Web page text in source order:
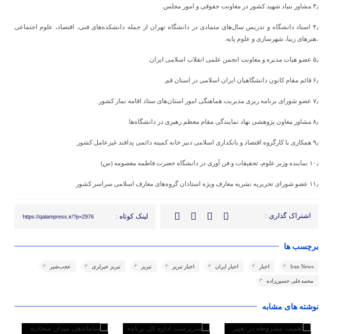
۳٫ مشاور بنیاد شهید کشور در معاونت حقوقی و امور مجلس.
۴٫ استاد دانشگاه و تدریس سال‌های متمادی در دانشگاه تهران از جمله دانشکده‌های فنی، اقتصاد، علوم اجتماعی
،هنرهای زیبا، شهرسازی و علوم پایه.
۵٫ عضو هیات مدیره و معاونت انجمن علمی انقلاب اسلامی ایران.
۶٫ قائم مقام کانون دانشگاهیان ایران اسلامی در استان قم.
۷٫ عضو شورای برنامه ریزی مدیریت هماهنگی امور استان‌های ستاد اقامه نماز کشور.
۸٫ مشاور معاون پژوهشی نهاد نمایندگی مقام معظم رهبری در دانشگاه‌ها
۹٫ همکاری با کارگروه اقتصاد و بانکداری اسلامی دبیر خانه کمیته دائمی پدافند غیرعامل کشور.
۱۰٫ نماینده وزیر علوم، تحقیقات و فن آوری در دانشگاه حضرت فاطمه معصومه (س)
۱۱٫ عضو شورای تحریریه نشریه معارف ویژه استادان گروه‌های معارف اسلامی سراسر کشور
اشتراک گذاری : لینک کوتاه : https://qalampress.ir/?p=2976
برچسب ها
Iran News اخبار اخبار ایران اخبار تبریز تبریز تبریز خبرلری عجب‌شیر
محمدعلی حسین‌زاده
نوشته های مشابه